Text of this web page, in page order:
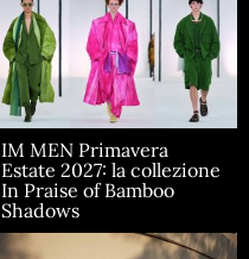
IM MEN Primavera
Estate 2027: la collezione
In Praise of Bamboo
Shadows